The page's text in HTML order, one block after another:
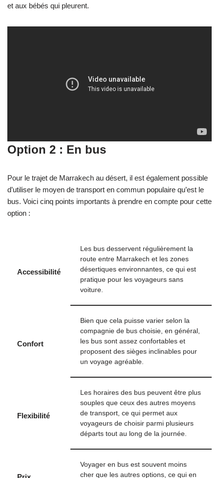
et aux bébés qui pleurent.
Option 2 : En bus
Pour le trajet de Marrakech au désert, il est également possible
d’utiliser le moyen de transport en commun populaire qu’est le
bus. Voici cinq points importants à prendre en compte pour cette
option :
Accessibilité
Les bus desservent régulièrement la
route entre Marrakech et les zones
désertiques environnantes, ce qui est
pratique pour les voyageurs sans
voiture.
Confort
Bien que cela puisse varier selon la
compagnie de bus choisie, en général,
les bus sont assez confortables et
proposent des sièges inclinables pour
un voyage agréable.
Flexibilité
Les horaires des bus peuvent être plus
souples que ceux des autres moyens
de transport, ce qui permet aux
voyageurs de choisir parmi plusieurs
départs tout au long de la journée.
Voyager en bus est souvent moins
cher que les autres options, ce qui en